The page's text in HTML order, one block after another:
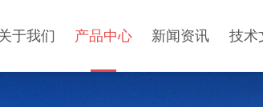
于我们 产品中心 新闻资讯 技术